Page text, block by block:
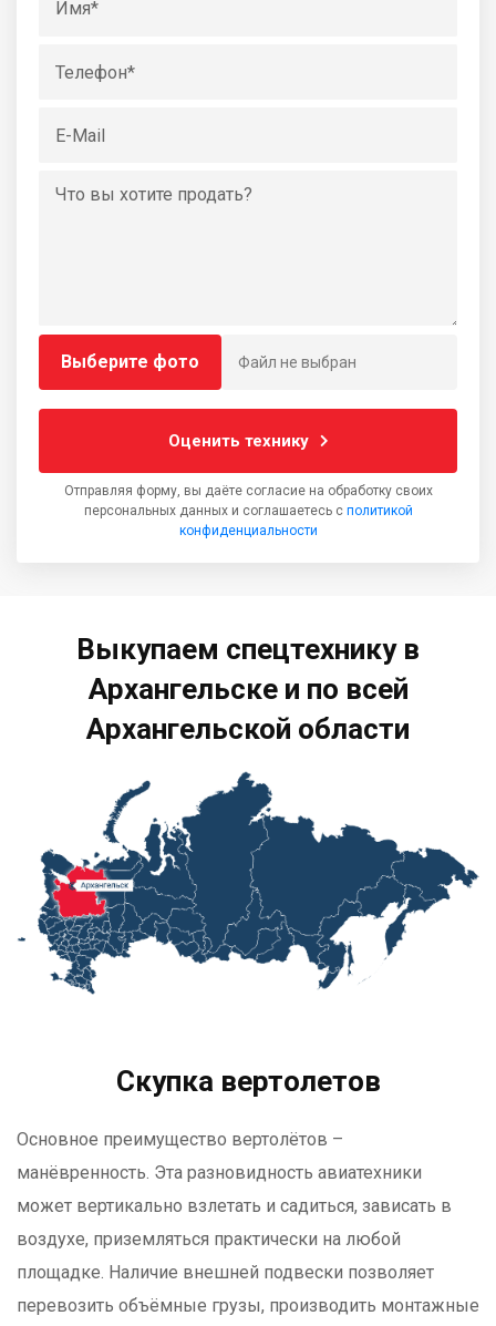
Выберите фото Файл не выбран
Оценить технику
Отправляя форму, вы даёте согласие на обработку своих
персональных данных и соглашаетесь с политикой
конфиденциальности
Выкупаем спецтехнику в
Архангельске и по всей
Архангельской области
Скупка вертолетов
Основное преимущество вертолётов –
манёвренность. Эта разновидность авиатехники
может вертикально взлетать и садиться, зависать в
воздухе, приземляться практически на любой
площадке. Наличие внешней подвески позволяет
перевозить объёмные грузы, производить монтажные